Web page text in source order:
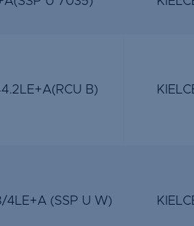
B)
4LE+A (SSP U W)